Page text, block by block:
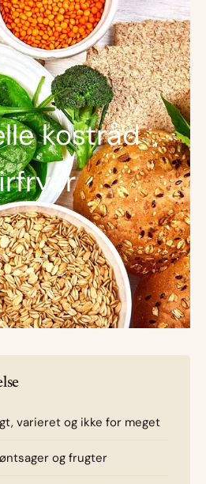
kostråd
varieret og ikke for meget
og frugter